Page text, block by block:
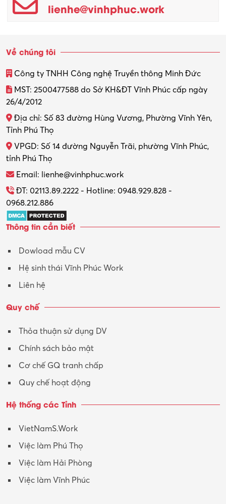
lienhe@vinhphuc.work
Về chúng tôi
Công ty TNHH Công nghệ Truyền thông Minh Đức
MST: 2500477588 do Sở KH&ĐT Vĩnh Phúc cấp ngày
26/4/2012
Địa chỉ: Số 83 đường Hùng Vương, Phường Vĩnh Yên,
Tỉnh Phú Thọ
VPGD: Số 14 đường Nguyễn Trãi, phường Vĩnh Phúc,
tỉnh Phú Thọ
Email: lienhe@vinhphuc.work
ĐT: 02113.89.2222 - Hotline: 0948.929.828 -
0968.212.886
Thông tin cần biết
Dowload mẫu CV
Hệ sinh thái Vĩnh Phúc Work
Liên hệ
Quy chế
Thỏa thuận sử dụng DV
Chính sách bảo mật
Cơ chế GQ tranh chấp
Quy chế hoạt động
Hệ thống các Tỉnh
VietNamS.Work
Việc làm Phú Thọ
Việc làm Hải Phòng
Việc làm Vĩnh Phúc